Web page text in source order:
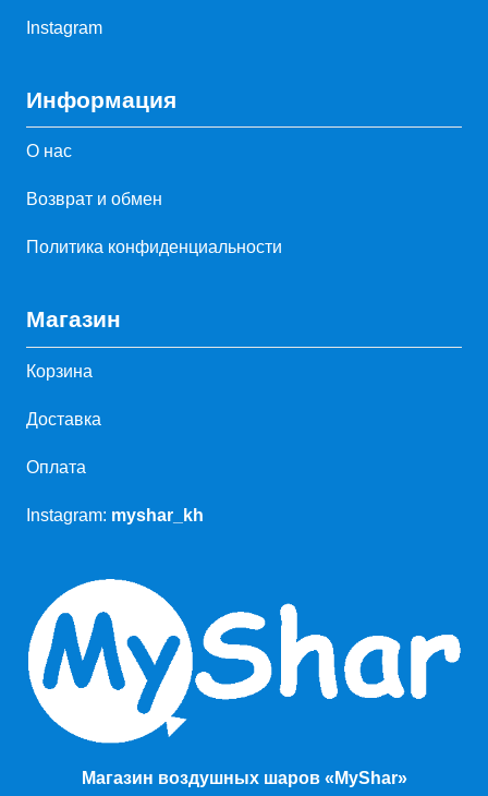
Instagram
Информация
О нас
Возврат и обмен
Политика конфиденциальности
Магазин
Корзина
Доставка
Оплата
Instagram: myshar_kh
Магазин воздушных шаров «MyShar»